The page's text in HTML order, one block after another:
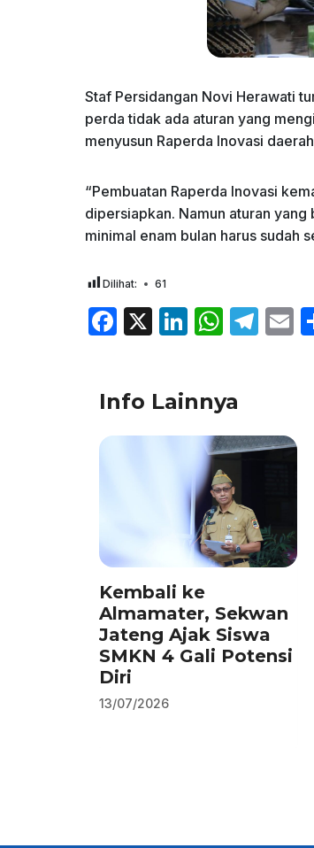
Staf Persidangan Novi Herawati
perda tidak ada aturan yang
menyusun Raperda Inovasi
“Pembuatan Raperda Inovasi
dipersiapkan. Namun aturan
minimal enam bulan harus sudah
Dilihat: 61
F
e
b
X
Li
e
dI
n
W
s
A
p
p
T
a
m
E
Info Lainnya
Kembali ke
Almamater, Sekwan
Jateng Ajak Siswa
SMKN 4 Gali Potensi
Diri
13/07/2026